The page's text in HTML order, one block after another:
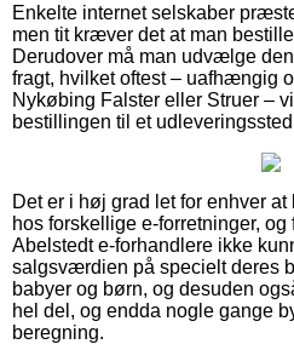
Enkelte internet selskaber
men tit kræver det at man
Derudover må man udvælge
fragt, hvilket oftest – uafhængig
Nykøbing Falster eller Struer –
bestillingen til et
Det er i høj grad let for enhver
hos forskellige e-forretninger,
Abelstedt e-forhandlere ikke
salgsværdien på specielt deres
babyer og børn, og desuden
hel del, og endda nogle gange
beregning.